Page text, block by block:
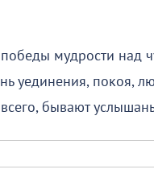
мудрости над
уединения, покоя,
бывают